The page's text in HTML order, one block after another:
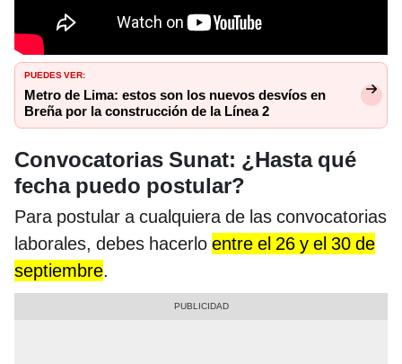
PUEDES VER:
Metro de Lima: estos son los nuevos desvíos en
Breña por la construcción de la Línea 2
Convocatorias Sunat: ¿Hasta qué
fecha puedo postular?
Para postular a cualquiera de las convocatorias
laborales, debes hacerlo entre el 26 y el 30 de
septiembre.